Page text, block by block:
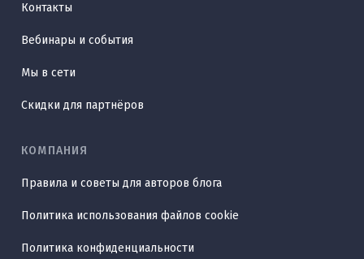
Контакты
Вебинары и события
Мы в сети
Скидки для партнёров
КОМПАНИЯ
Правила и советы для авторов блога
Политика использования файлов cookie
Политика конфиденциальности